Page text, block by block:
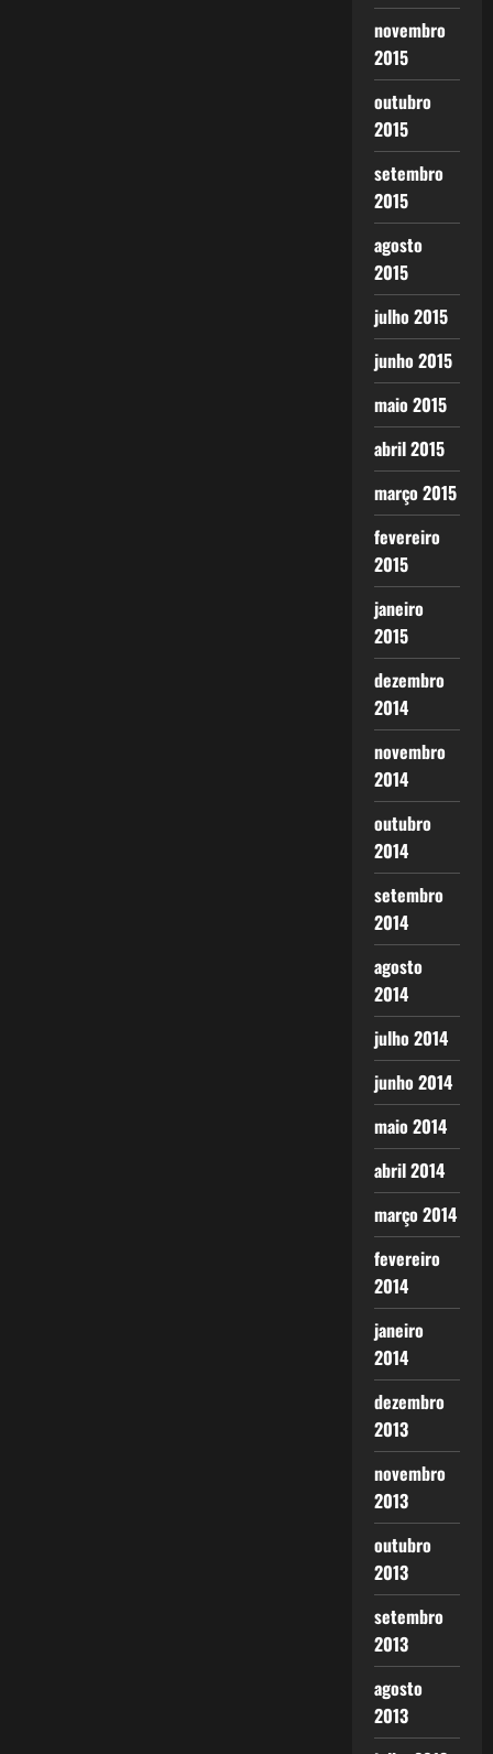
novembro
2015
outubro
2015
setembro
2015
agosto
2015
julho 2015
junho 2015
maio 2015
abril 2015
março 2015
fevereiro
2015
janeiro
2015
dezembro
2014
novembro
2014
outubro
2014
setembro
2014
agosto
2014
julho 2014
junho 2014
maio 2014
abril 2014
março 2014
fevereiro
2014
janeiro
2014
dezembro
2013
novembro
2013
outubro
2013
setembro
2013
agosto
2013